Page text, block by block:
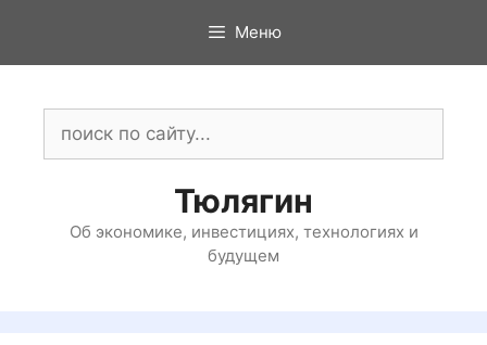
содержимому
Меню
Тюлягин
Об экономике, инвестициях, технологиях и
будущем